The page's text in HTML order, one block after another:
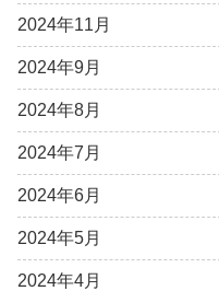
2024年11月
2024年9月
2024年8月
2024年7月
2024年6月
2024年5月
2024年4月